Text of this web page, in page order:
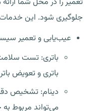
جلوگیری شود. این خدمات
عیب‌یابی و تعمیر
باتری: تست
باتری و تعویض
دینام: تشخیص
می‌تواند مربوط به